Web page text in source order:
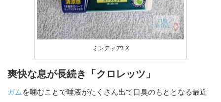
ミンティアEX
爽快な息が長続き「クロレッツ」
ガム を噛むことで唾液がたくさん出て口臭のもととなる最近